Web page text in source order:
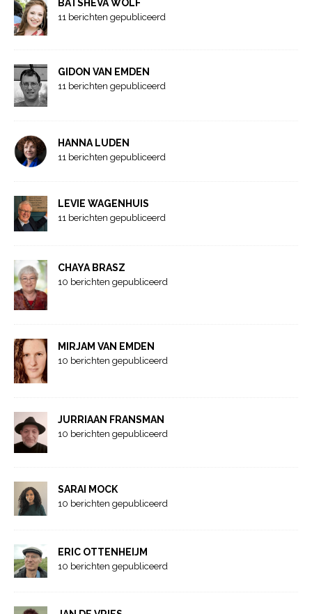
BATSHEVA WOLF
11 berichten gepubliceerd
GIDON VAN EMDEN
11 berichten gepubliceerd
HANNA LUDEN
11 berichten gepubliceerd
LEVIE WAGENHUIS
11 berichten gepubliceerd
CHAYA BRASZ
10 berichten gepubliceerd
MIRJAM VAN EMDEN
10 berichten gepubliceerd
JURRIAAN FRANSMAN
10 berichten gepubliceerd
SARAI MOCK
10 berichten gepubliceerd
ERIC OTTENHEIJM
10 berichten gepubliceerd